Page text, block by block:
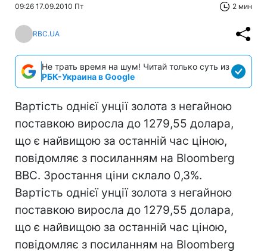
09:26 17.09.2010 Пт 2 мин
RBC.UA
Не трать время на шум! Читай только суть из
РБК-Украина в Google
Вартість однієї унції золота з негайною
поставкою виросла до 1279,55 долара,
що є найвищою за останній час ціною,
повідомляє з посиланням на Bloomberg
ВВС. Зростання ціни склало 0,3%.
Вартість однієї унції золота з негайною
поставкою виросла до 1279,55 долара,
що є найвищою за останній час ціною,
повідомляє з посиланням на Bloomberg